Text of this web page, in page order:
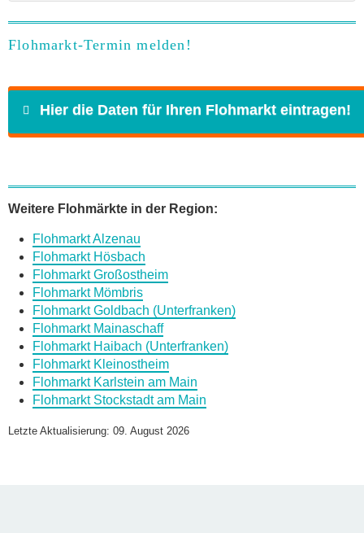
Flohmarkt-Termin melden!
Hier die Daten für Ihren Flohmarkt eintragen!
E-Mail*
Daten des Flohmarkts
Name des Flohmarkts*
Weitere Flohmärkte in der Region:
Flohmarkt Alzenau
Flohmarkt Hösbach
Flohmarkt Großostheim
Flohmarkt Mömbris
Flohmarkt Goldbach (Unterfranken)
Flohmarkt Mainaschaff
Flohmarkt Haibach (Unterfranken)
Flohmarkt Kleinostheim
Flohmarkt Karlstein am Main
Flohmarkt Stockstadt am Main
Letzte Aktualisierung: 09. August 2026